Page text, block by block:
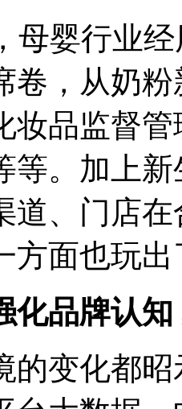
婴行业经
卷，从奶
妆品监督
等。加上
道、门店
方面也玩
化品牌认
变化都昭